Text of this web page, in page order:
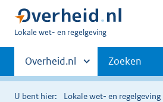
U
hier:
Lokale wet- en regelgeving
Primaire
navigatie
Andere
sites
binnen
Overheid.nl Zoeken
U bent hier: Lokale wet- en regelgeving